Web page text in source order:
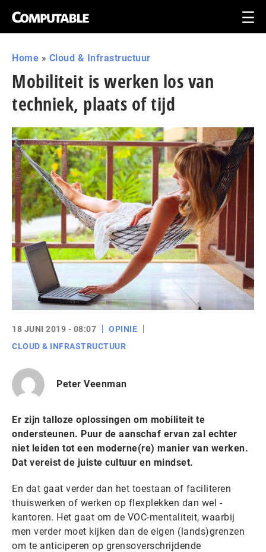
Home » Cloud & Infrastructuur
Mobiliteit is werken los van
techniek, plaats of tijd
18 JUNI 2019 - 08:07
OPINIE
CLOUD & INFRASTRUCTUUR
Peter Veenman
Er zijn talloze oplossingen om mobiliteit te
ondersteunen. Puur de aanschaf ervan zal echter
niet leiden tot een moderne(re) manier van werken.
Dat vereist de juiste cultuur en mindset.
En dat gaat verder dan het toestaan of faciliteren
thuiswerken of werken op flexplekken dan wel -
kantoren. Het gaat om de VOC-mentaliteit, waarbij
men verder moet kijken dan de eigen (lands)grenzen
om te anticiperen op grensoverschrijdende